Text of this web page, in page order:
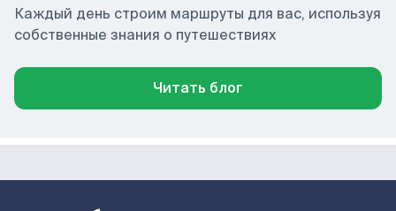
Каждый день строим маршруты для вас, используя
собственные знания о путешествиях
Читать блог